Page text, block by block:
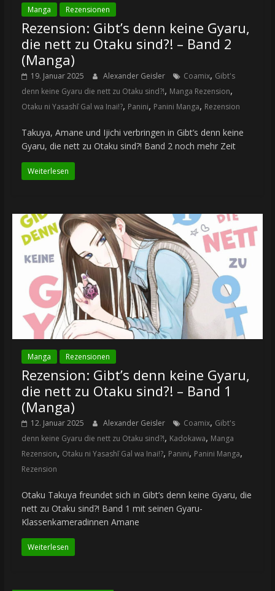
Manga Rezensionen
Rezension: Gibt’s denn keine Gyaru,
die nett zu Otaku sind?! – Band 2
(Manga)
19. Januar 2025 Alexander Geisler Coamix, Gibt's
denn keine Gyaru die nett zu Otaku sind?!, Manga Rezension,
Otaku ni Yasashī Gal wa Inai!?, Panini, Panini Manga, Rezension
Takuya, Amane und Ijichi verbringen in Gibt’s denn keine
Gyaru, die nett zu Otaku sind?! Band 2 noch mehr Zeit
Weiterlesen
Manga Rezensionen
Rezension: Gibt’s denn keine Gyaru,
die nett zu Otaku sind?! – Band 1
(Manga)
12. Januar 2025 Alexander Geisler Coamix, Gibt's
denn keine Gyaru die nett zu Otaku sind?!, Kadokawa, Manga
Rezension, Otaku ni Yasashī Gal wa Inai!?, Panini, Panini Manga,
Rezension
Otaku Takuya freundet sich in Gibt’s denn keine Gyaru, die
nett zu Otaku sind?! Band 1 mit seinen Gyaru-
Klassenkameradinnen Amane
Weiterlesen